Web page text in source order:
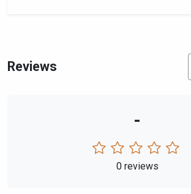
Reviews
-
0 reviews